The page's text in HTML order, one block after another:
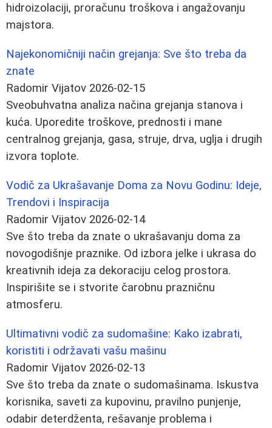
hidroizolaciji, proračunu troškova i angažovanju
majstora.
Najekonomičniji način grejanja: Sve što treba da
znate
Radomir Vijatov 2026-02-15
Sveobuhvatna analiza načina grejanja stanova i
kuća. Uporedite troškove, prednosti i mane
centralnog grejanja, gasa, struje, drva, uglja i drugih
izvora toplote.
Vodič za Ukrašavanje Doma za Novu Godinu: Ideje,
Trendovi i Inspiracija
Radomir Vijatov 2026-02-14
Sve što treba da znate o ukrašavanju doma za
novogodišnje praznike. Od izbora jelke i ukrasa do
kreativnih ideja za dekoraciju celog prostora.
Inspirišite se i stvorite čarobnu prazničnu
atmosferu.
Ultimativni vodič za sudomašine: Kako izabrati,
koristiti i održavati vašu mašinu
Radomir Vijatov 2026-02-13
Sve što treba da znate o sudomašinama. Iskustva
korisnika, saveti za kupovinu, pravilno punjenje,
odabir deterdženta, rešavanje problema i